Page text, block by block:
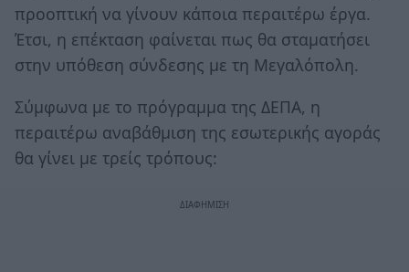
προοπτική να γίνουν κάποια περαιτέρω έργα.
Έτσι, η επέκταση φαίνεται πως θα σταματήσει
στην υπόθεση σύνδεσης με τη Μεγαλόπολη.
Σύμφωνα με το πρόγραμμα της ΔΕΠΑ, η
περαιτέρω αναβάθμιση της εσωτερικής αγοράς
θα γίνει με τρείς τρόπους: